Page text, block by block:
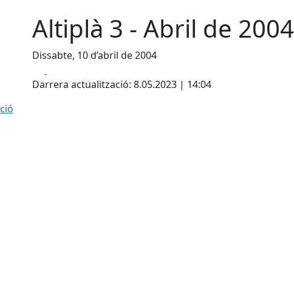
Altiplà 3 - Abril de 2004
Dissabte, 10 d’abril de 2004
Darrera actualització: 8.05.2023 | 14:04